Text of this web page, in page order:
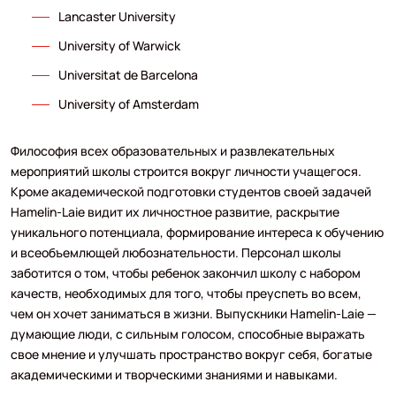
Lancaster University
University of Warwick
Universitat de Barcelona
University of Amsterdam
Философия всех образовательных и развлекательных
мероприятий школы строится вокруг личности учащегося.
Кроме академической подготовки студентов своей задачей
Hamelin-Laie видит их личностное развитие, раскрытие
уникального потенциала, формирование интереса к обучению
и всеобъемлющей любознательности. Персонал школы
заботится о том, чтобы ребенок закончил школу с набором
качеств, необходимых для того, чтобы преуспеть во всем,
чем он хочет заниматься в жизни. Выпускники Hamelin-Laie —
думающие люди, с сильным голосом, способные выражать
свое мнение и улучшать пространство вокруг себя, богатые
академическими и творческими знаниями и навыками.